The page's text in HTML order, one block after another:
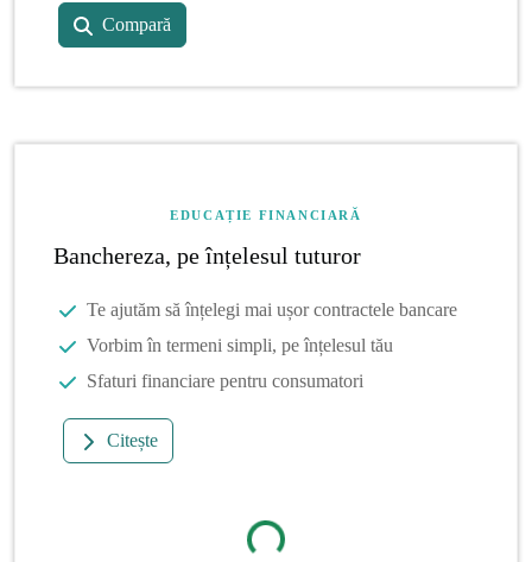
Compară
EDUCAȚIE FINANCIARĂ
Banchereza, pe înțelesul tuturor
Te ajutăm să înțelegi mai ușor contractele bancare
Vorbim în termeni simpli, pe înțelesul tău
Sfaturi financiare pentru consumatori
Citește